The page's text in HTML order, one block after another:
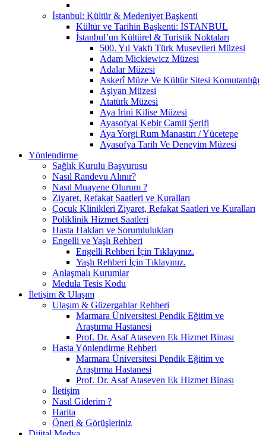
İstanbul: Kültür & Medeniyet Başkenti
Kültür ve Tarihin Başkenti: İSTANBUL
İstanbul’un Kültürel & Turistik Noktaları
500. Yıl Vakfı Türk Musevileri Müzesi
Adam Mickiewicz Müzesi
Adalar Müzesi
Askerî Müze Ve Kültür Sitesi Komutanlığı
Aşiyan Müzesi
Atatürk Müzesi
Aya İrini Kilise Müzesi
Ayasofyai Kebir Camii Şerifi
Aya Yorgi Rum Manastırı / Yücetepe
Ayasofya Tarih Ve Deneyim Müzesi
Yönlendirme
Sağlık Kurulu Başvurusu
Nasıl Randevu Alınır?
Nasıl Muayene Olurum ?
Ziyaret, Refakat Saatleri ve Kuralları
Çocuk Klinikleri Ziyaret, Refakat Saatleri ve Kuralları
Poliklinik Hizmet Saatleri
Hasta Hakları ve Sorumlulukları
Engelli ve Yaşlı Rehberi
Engelli Rehberi İçin Tıklayınız.
Yaşlı Rehberi İçin Tıklayınız.
Anlaşmalı Kurumlar
Medula Tesis Kodu
İletişim & Ulaşım
Ulaşım & Güzergahlar Rehberi
Marmara Üniversitesi Pendik Eğitim ve
Araştırma Hastanesi
Prof. Dr. Asaf Ataseven Ek Hizmet Binası
Hasta Yönlendirme Rehberi
Marmara Üniversitesi Pendik Eğitim ve
Araştırma Hastanesi
Prof. Dr. Asaf Ataseven Ek Hizmet Binası
İletişim
Nasıl Giderim ?
Harita
Öneri & Görüşleriniz